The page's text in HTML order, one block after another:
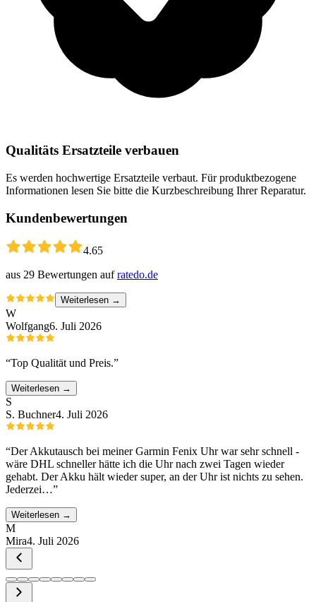
Qualitäts Ersatzteile verbauen
Es werden hochwertige Ersatzteile verbaut. Für produktbezogene
Informationen lesen Sie bitte die Kurzbeschreibung Ihrer Reparatur.
Kundenbewertungen
4.65
aus 29 Bewertungen auf ratedo.de
Weiterlesen →
W
Wolfgang6. Juli 2026
“Top Qualität und Preis.”
Weiterlesen →
S
S. Buchner4. Juli 2026
“Der Akkutausch bei meiner Garmin Fenix Uhr war sehr schnell -
wäre DHL schneller hätte ich die Uhr nach zwei Tagen wieder
gehabt. Der Akku hält wieder super, an der Uhr ist nichts zu sehen.
Jederzei…”
Weiterlesen →
M
Mira4. Juli 2026